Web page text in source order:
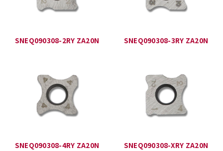
SNEQ090308-2RY ZA20N SNEQ090308-3RY ZA20N
SNEQ090308-4RY ZA20N SNEQ090308-XRY ZA20N